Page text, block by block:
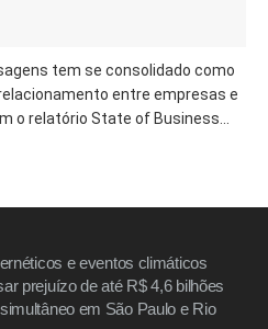
tem se consolidado como
entre empresas e
o relatório State of Business...
e eventos climáticos
prejuízo de até R$ 4,6 bilhões
em São Paulo e Rio